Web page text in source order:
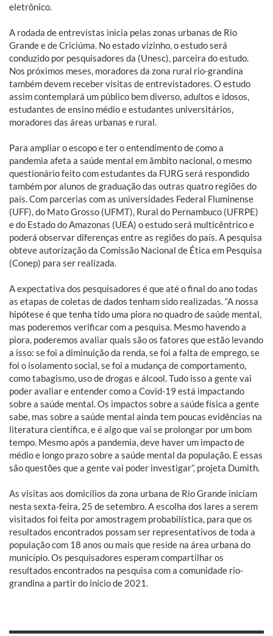
eletrônico.
A rodada de entrevistas inicia pelas zonas urbanas de Rio
Grande e de Criciúma. No estado vizinho, o estudo será
conduzido por pesquisadores da (Unesc), parceira do estudo.
Nos próximos meses, moradores da zona rural rio-grandina
também devem receber visitas de entrevistadores. O estudo
assim contemplará um público bem diverso, adultos e idosos,
estudantes de ensino médio e estudantes universitários,
moradores das áreas urbanas e rural.
Para ampliar o escopo e ter o entendimento de como a
pandemia afeta a saúde mental em âmbito nacional, o mesmo
questionário feito com estudantes da FURG será respondido
também por alunos de graduação das outras quatro regiões do
país. Com parcerias com as universidades Federal Fluminense
(UFF), do Mato Grosso (UFMT), Rural do Pernambuco (UFRPE)
e do Estado do Amazonas (UEA) o estudo será multicêntrico e
poderá observar diferenças entre as regiões do país. A pesquisa
obteve autorização da Comissão Nacional de Ética em Pesquisa
(Conep) para ser realizada.
A expectativa dos pesquisadores é que até o final do ano todas
as etapas de coletas de dados tenham sido realizadas. “A nossa
hipótese é que tenha tido uma piora no quadro de saúde mental,
mas poderemos verificar com a pesquisa. Mesmo havendo a
piora, poderemos avaliar quais são os fatores que estão levando
a isso: se foi a diminuição da renda, se foi a falta de emprego, se
foi o isolamento social, se foi a mudança de comportamento,
como tabagismo, uso de drogas e álcool. Tudo isso a gente vai
poder avaliar e entender como a Covid-19 está impactando
sobre a saúde mental. Os impactos sobre a saúde física a gente
sabe, mas sobre a saúde mental ainda tem poucas evidências na
literatura científica, e é algo que vai se prolongar por um bom
tempo. Mesmo após a pandemia, deve haver um impacto de
médio e longo prazo sobre a saúde mental da população. E essas
são questões que a gente vai poder investigar”, projeta Dumith.
As visitas aos domicílios da zona urbana de Rio Grande iniciam
nesta sexta-feira, 25 de setembro. A escolha dos lares a serem
visitados foi feita por amostragem probabilística, para que os
resultados encontrados possam ser representativos de toda a
população com 18 anos ou mais que reside na área urbana do
município. Os pesquisadores esperam compartilhar os
resultados encontrados na pesquisa com a comunidade rio-
grandina a partir do início de 2021.